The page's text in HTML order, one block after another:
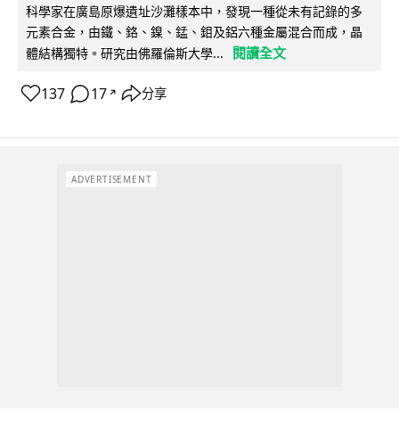
科學家在廣島原爆遺址沙灘樣本中，發現一種從未有記錄的多
元素合金，由鐵、鉻、鎳、錳、鉬及鋁六種金屬混合而成，晶
體結構獨特。研究由佛羅倫斯大學...
閱讀全文
137 17 ↗ 分享
ADVERTISEMENT